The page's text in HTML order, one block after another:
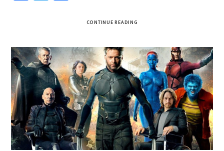
CONTINUE READING